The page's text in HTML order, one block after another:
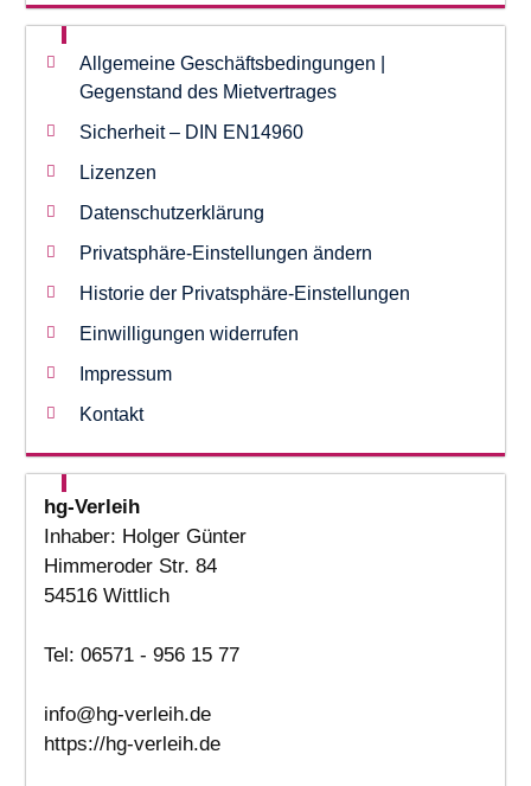
Allgemeine Geschäftsbedingungen |
Gegenstand des Mietvertrages
Sicherheit – DIN EN14960
Lizenzen
Datenschutzerklärung
Privatsphäre-Einstellungen ändern
Historie der Privatsphäre-Einstellungen
Einwilligungen widerrufen
Impressum
Kontakt
hg-Verleih
Inhaber: Holger Günter
Himmeroder Str. 84
54516 Wittlich
Tel: 06571 - 956 15 77
info@hg-verleih.de
https://hg-verleih.de